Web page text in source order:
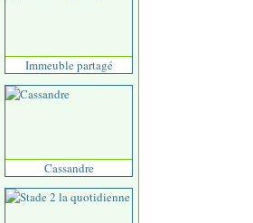
Immeuble partagé
Cassandre